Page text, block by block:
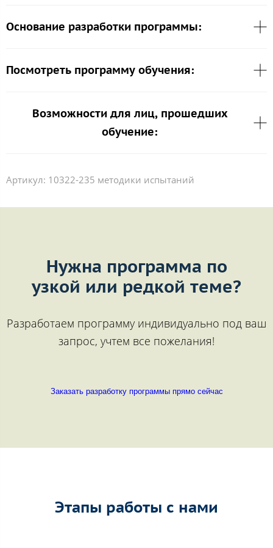
Основание разработки программы:
Посмотреть программу обучения:
Возможности для лиц, прошедших
обучение:
Артикул: 10322-235 методики испытаний
Нужна программа по
узкой или редкой теме?
Разработаем программу индивидуально под ваш
запрос, учтем все пожелания!
Заказать разработку программы прямо сейчас
Этапы работы с нами